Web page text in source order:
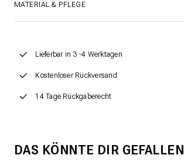
MATERIAL & PFLEGE
Lieferbar in 3 -4 Werktagen
Kostenloser Rückversand
14 Tage Rückgaberecht
DAS KÖNNTE DIR GEFALLEN